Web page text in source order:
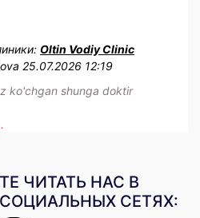
Oltin Vodiy Clinic
25.07.2026 12:19
ko'chgan shunga doktir
ЧИТАТЬ НАС В
СЕТЯХ: